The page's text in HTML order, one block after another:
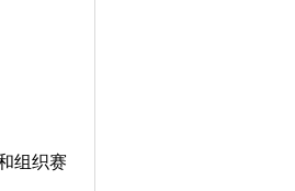
组织赛